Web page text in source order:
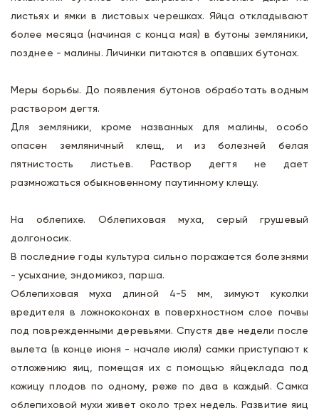
листьях и ямки в листовых черешках. Яйца откладывают
более месяца (начиная с конца мая) в бутоны земляники,
позднее - малины. Личинки питаются в опавших бутонах.
Меры борьбы. До появления бутонов обработать водным
раствором дегтя.
Для земляники, кроме названных для малины, особо
опасен земляничный клещ, и из болезней белая
пятнистость листьев. Раствор дегтя не дает
размножаться обыкновенному паутинному клещу.
На облепихе. Облепиховая муха, серый грушевый
долгоносик.
В последние годы культура сильно поражается болезнями
- усыхание, эндомикоз, парша.
Облепиховая муха длиной 4-5 мм, зимуют куколки
вредителя в ложнококонах в поверхностном слое почвы
под поврежденными деревьями. Спустя две недели после
вылета (в конце июня - начале июля) самки приступают к
отложению яиц, помещая их с помощью яйцеклада под
кожицу плодов по одному, реже по два в каждый. Самка
облепиховой мухи живет около трех недель. Развитие яиц